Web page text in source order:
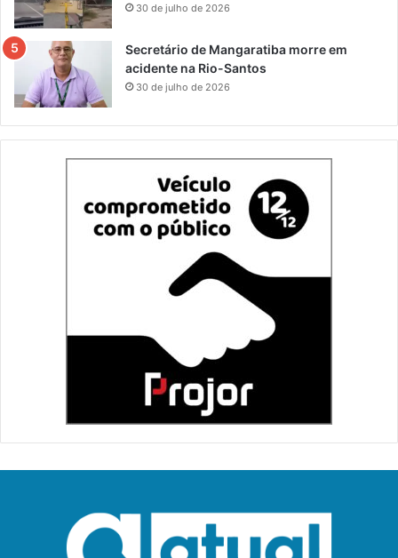
30 de julho de 2026
Secretário de Mangaratiba morre em
acidente na Rio-Santos
30 de julho de 2026